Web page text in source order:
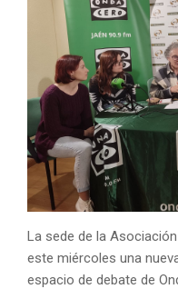
La sede de la
este miércoles una
espacio de debate de